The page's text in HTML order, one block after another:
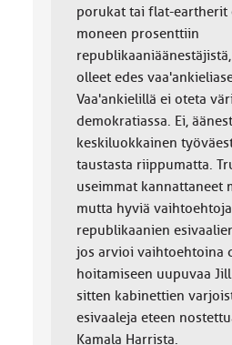
porukat tai flat-eartherit
moneen prosenttiin
olleet edes
Vaa'ankielillä ei oteta
demokratiassa. Ei,
keskiluokkainen
taustasta riippumatta.
useimmat kannattaneet
mutta hyviä
republikaanien
jos arvioi vaihtoehtoina
hoitamiseen uupuvaa
sitten kabinettien
esivaaleja eteen
Kamala Harrista.